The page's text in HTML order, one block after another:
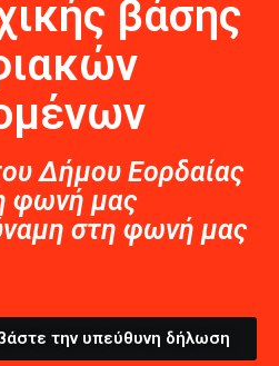
βάσης
Δήμου Εορδαίας
φωνή μας
στη φωνή μας
την υπεύθυνη δήλωση